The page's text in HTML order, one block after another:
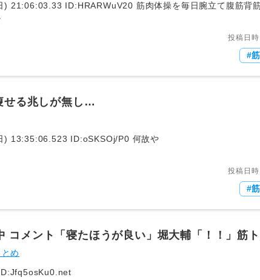
投稿日
せる兆しが無し…
1: 名無しダイエット 2019/12/15(日) 13:35:06.523 ID:oSKSOj/P0 何故や
投稿日
コメント「寝たほうが良い」堀大輔「！！」筋
め